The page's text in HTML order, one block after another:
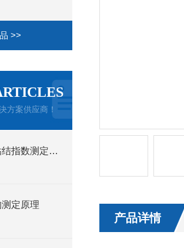
产品详情
>>
方案供应商！
影响煤炭分析仪器粘结指数测定仪测试结果的因素哪些？
定原理